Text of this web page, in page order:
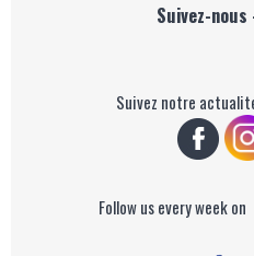
Suivez-
Suivez notre
Follow us every week on